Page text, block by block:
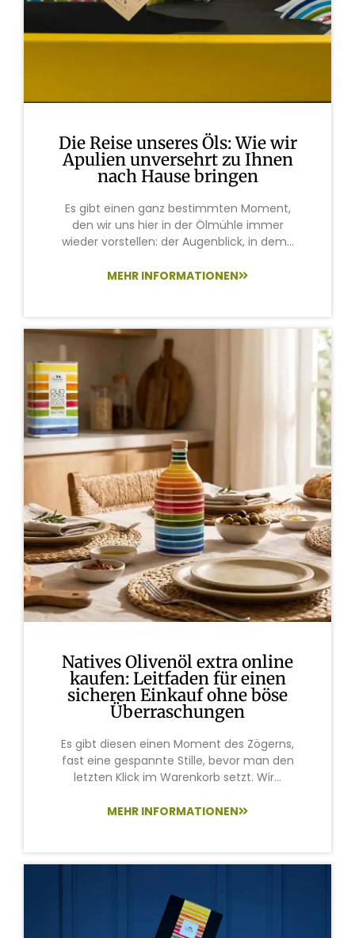
Die Reise unseres Öls: Wie wir
Apulien unversehrt zu Ihnen
nach Hause bringen
Es gibt einen ganz bestimmten Moment,
den wir uns hier in der Ölmühle immer
wieder vorstellen: der Augenblick, in dem...
MEHR INFORMATIONEN
Natives Olivenöl extra online
kaufen: Leitfaden für einen
sicheren Einkauf ohne böse
Überraschungen
Es gibt diesen einen Moment des Zögerns,
fast eine gespannte Stille, bevor man den
letzten Klick im Warenkorb setzt. Wir...
MEHR INFORMATIONEN